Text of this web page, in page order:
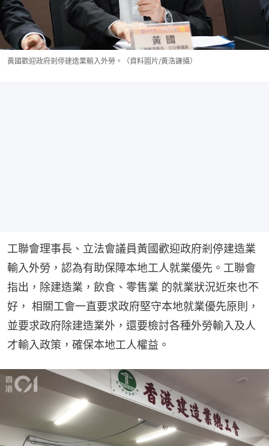
黃國歡迎政府剎停建造業輸入外勞。（資料圖片/黃浩謙攝）
工聯會理事長、立法會議員黃國歡迎政府剎停建造業
輸入外勞，認為有助保障本地工人就業優先。工聯會
指出，除建造業，飲食、零售業 的就業狀況近來也不
好， 相關工會一直要求政府堅守本地就業優先原則，
並要求政府除建造業外，還要檢討各種外勞輸入及人
才輸入政策，確保本地工人權益。